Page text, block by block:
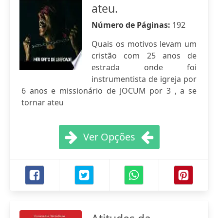
ateu.
Número de Páginas: 192
Quais os motivos levam um
cristão com 25 anos de
estrada onde foi
instrumentista de igreja por
6 anos e missionário de JOCUM por 3 , a se
tornar ateu
Ver Opções